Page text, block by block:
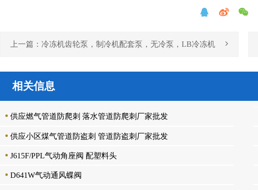
上一篇：冷冻机齿轮泵，制冷机配套泵，无冷泵，LB冷冻机
相关信息
供应燃气管道防爬刺 落水管道防爬刺厂家批发
供应小区煤气管道防盗刺 管道防盗刺厂家批发
J615F/PPL气动角座阀 配塑料头
D641W气动通风蝶阀